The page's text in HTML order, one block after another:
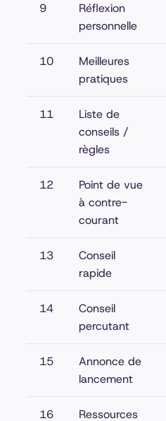
9
Réflexion
personnelle
10
Meilleures
pratiques
11
Liste de
conseils /
règles
12
Point de vue
à contre-
courant
13
Conseil
rapide
14
Conseil
percutant
15
Annonce de
lancement
16
Ressources